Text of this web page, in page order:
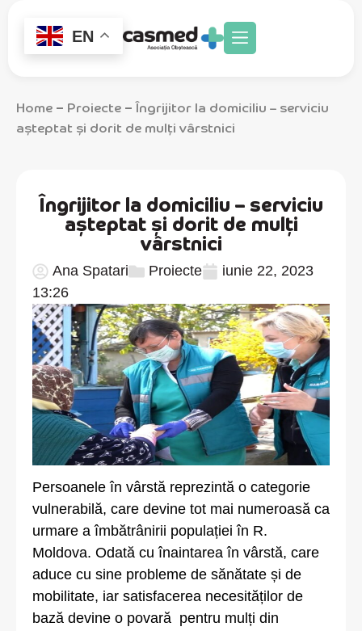
EN
Home – Proiecte –Îngrijitor la domiciliu – serviciu
așteptat și dorit de mulți vârstnici
Îngrijitor la domiciliu – serviciu
așteptat și dorit de mulți
vârstnici
Ana Spatari Proiecte
iunie 22, 2023
13:26
Persoanele în vârstă reprezintă o categorie
vulnerabilă, care devine tot mai numeroasă ca
urmare a îmbătrânirii populației în R.
Moldova. Odată cu înaintarea în vârstă, care
aduce cu sine probleme de sănătate și de
mobilitate, iar satisfacerea necesităților de
bază devine o povară pentru mulți din